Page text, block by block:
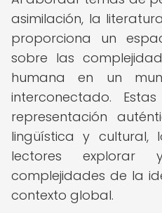
asimilación, la
proporciona un
sobre las
humana en un
interconectado.
representación
lingüística y
lectores explorar
complejidades de la
contexto global.